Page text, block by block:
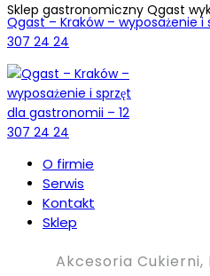
Qgast – Kraków – wyposażenie i
307 24 24
O firmie
Serwis
Kontakt
Sklep
Akcesoria Cukierni,
Sklep gastronomiczny Qgast